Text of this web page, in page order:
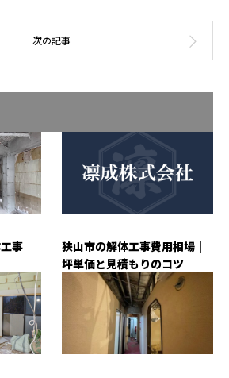
事
狭山市の解体工事費用相場｜
坪単価と見積もりのコツ